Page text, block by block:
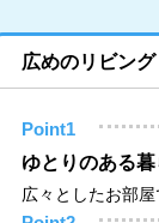
広めのリビン
Point1
ゆとりのある暮
広々としたお部